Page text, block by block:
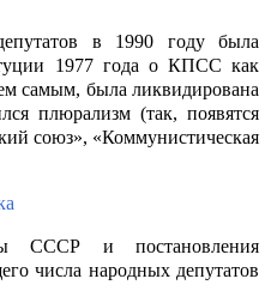
в 1990 году была
1977 года о КПСС как
самым, была ликвидирована
плюрализм (так, появятся
союз», «Коммунистическая
СССР и постановления
числа народных депутатов